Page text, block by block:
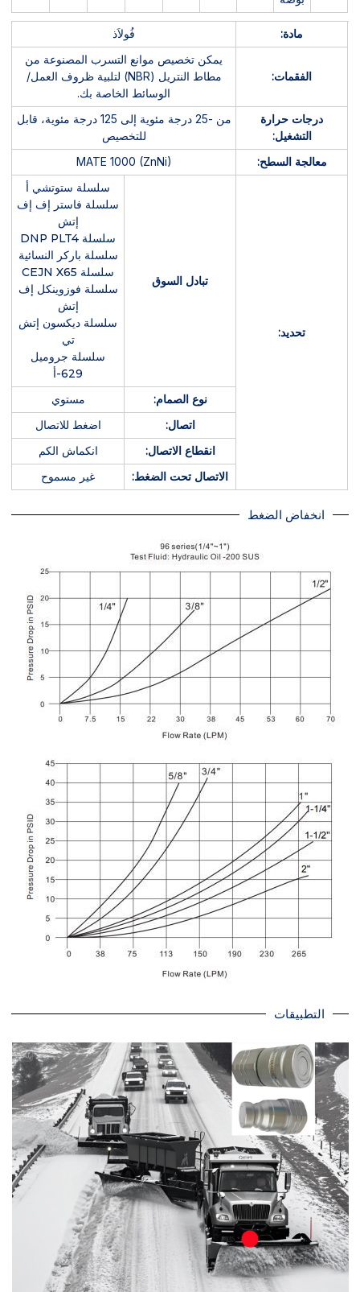
مادة: فُولاَذ
الفقمات:
يمكن تخصيص موانع التسرب المصنوعة من
مطاط النتريل (NBR) لتلبية ظروف العمل/
الوسائط الخاصة بك.
درجات حرارة
التشغيل:
من -25 درجة مئوية إلى 125 درجة مئوية، قابل
للتخصيص
معالجة السطح:
MATE 1000 (ZnNi)
تحديد:
تبادل السوق
سلسلة ستوتشي أ
سلسلة فاستر إف إف
إتش
سلسلة DNP PLT4
سلسلة باركر النسائية
سلسلة CEJN X65
سلسلة فوزوينكل إف
إتش
سلسلة ديكسون إتش
تي
سلسلة جروميل
629-أ
نوع الصمام:
مستوي
اتصال:
اضغط للاتصال
انقطاع الاتصال:
انكماش الكم
الاتصال تحت الضغط:
غير مسموح
انخفاض الضغط
التطبيقات